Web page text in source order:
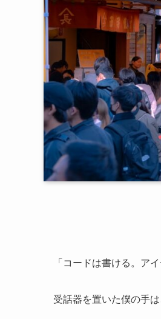
「コードは書ける。ア
受話器を置いた僕の手